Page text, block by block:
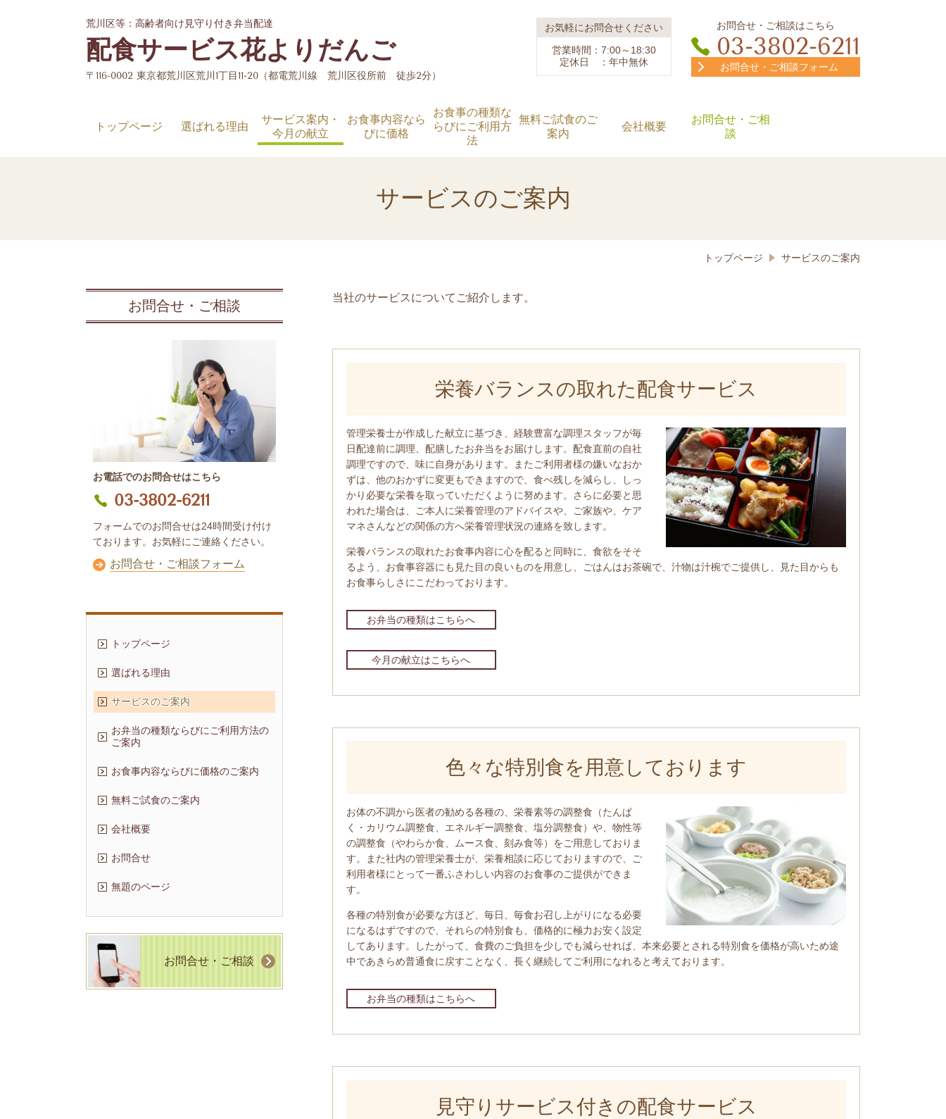
荒川区等：高齢者向け見守り付き弁当配達
配食サービス花よりだんご
〒116-0002 東京都荒川区荒川1丁目11-20（都電荒川線 荒川区役所前 徒歩2分）
お気軽にお問合せください
営業時間：7:00～18:30
定休日 ：年中無休
お問合せ・ご相談はこちら
03-3802-6211
お問合せ・ご相談フォーム
トップページ 選ばれる理由
サービス案内・
今月の献立
お食事内容なら
びに価格
お食事の種類な
らびにご利用方
法
無料ご試食のご
案内
会社概要
お問合せ・ご相
談
サービスのご案内
トップページ サービスのご案内
当社のサービスについてご紹介します。
栄養バランスの取れた配食サービス
管理栄養士が作成した献立に基づき、経験豊富な調理スタッフが毎
日配達前に調理、配膳したお弁当をお届けします。配食直前の自社
調理ですので、味に自身があります。またご利用者様の嫌いなおか
ずは、他のおかずに変更もできますので、食べ残しを減らし、しっ
かり必要な栄養を取っていただくように努めます。さらに必要と思
われた場合は、ご本人に栄養管理のアドバイスや、ご家族や、ケア
マネさんなどの関係の方へ栄養管理状況の連絡を致します。
栄養バランスの取れたお食事内容に心を配ると同時に、食欲をそそ
るよう、お食事容器にも見た目の良いものを用意し、ごはんはお茶碗で、汁物は汁椀でご提供し、見た目からも
お食事らしさにこだわっております。
お弁当の種類はこちらへ
今月の献立はこちらへ
色々な特別食を用意しております
お体の不調から医者の勧める各種の、栄養素等の調整食（たんぱ
く・カリウム調整食、エネルギー調整食、塩分調整食）や、物性等
の調整食（やわらか食、ムース食、刻み食等）をご用意しておりま
す。また社内の管理栄養士が、栄養相談に応じておりますので、ご
利用者様にとって一番ふさわしい内容のお食事のご提供ができま
す。
各種の特別食が必要な方ほど、毎日、毎食お召し上がりになる必要
になるはずですので、それらの特別食も、価格的に極力お安く設定
してあります。したがって、食費のご負担を少しでも減らせれば、本来必要とされる特別食を価格が高いため途
中であきらめ普通食に戻すことなく、長く継続してご利用になれると考えております。
お弁当の種類はこちらへ
見守りサービス付きの配食サービス
お問合せ・ご相談
お電話でのお問合せはこちら
03-3802-6211
フォームでのお問合せは24時間受け付け
ております。お気軽にご連絡ください。
お問合せ・ご相談フォーム
トップページ
選ばれる理由
サービスのご案内
お弁当の種類ならびにご利用方法の
ご案内
お食事内容ならびに価格のご案内
無料ご試食のご案内
会社概要
お問合せ
無題のページ
お問合せ・ご相談